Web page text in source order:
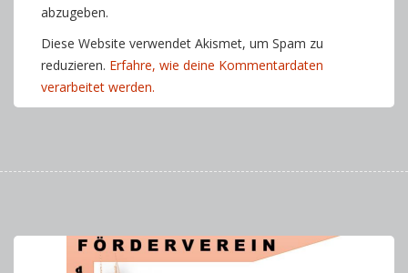
abzugeben.
Diese Website verwendet Akismet, um Spam zu
reduzieren. Erfahre, wie deine Kommentardaten
verarbeitet werden.